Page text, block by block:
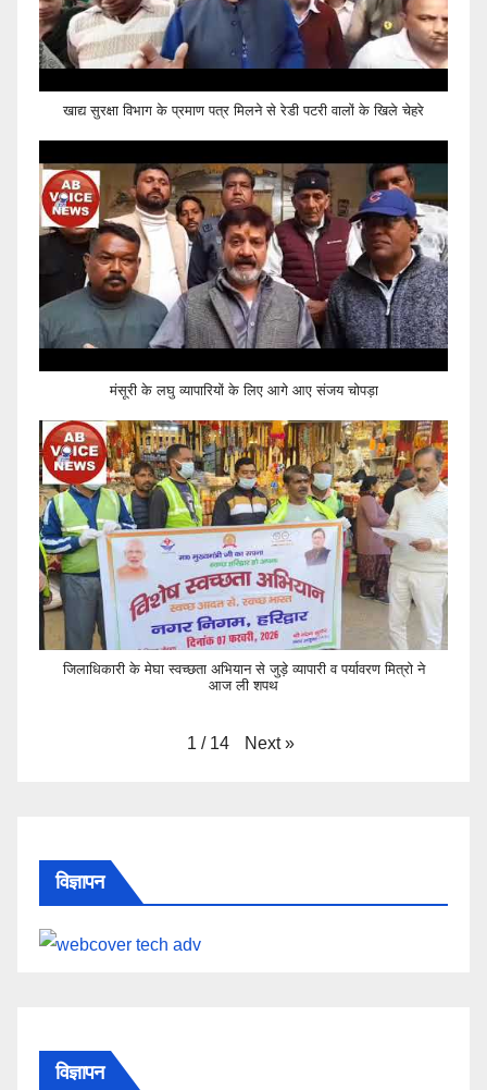
खाद्य सुरक्षा विभाग के प्रमाण पत्र मिलने से रेडी पटरी वालों के खिले चेहरे
मंसूरी के लघु व्यापारियों के लिए आगे आए संजय चोपड़ा
जिलाधिकारी के मेघा स्वच्छता अभियान से जुड़े व्यापारी व पर्यावरण मित्रो ने
आज ली शपथ
1 / 14 Next »
विज्ञापन
विज्ञापन